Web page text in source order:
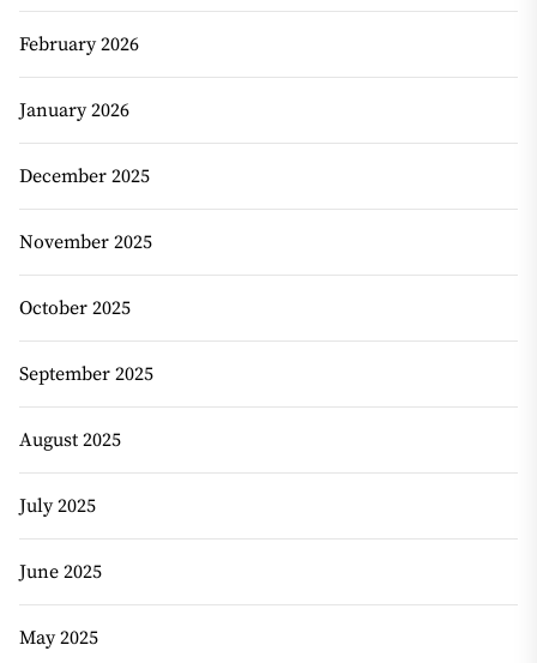
February 2026
January 2026
December 2025
November 2025
October 2025
September 2025
August 2025
July 2025
June 2025
May 2025